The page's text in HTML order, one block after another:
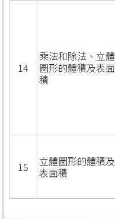
14
乘法和除法、立體
圖形的體積及表面
積
15
立體圖形的體積及
表面積